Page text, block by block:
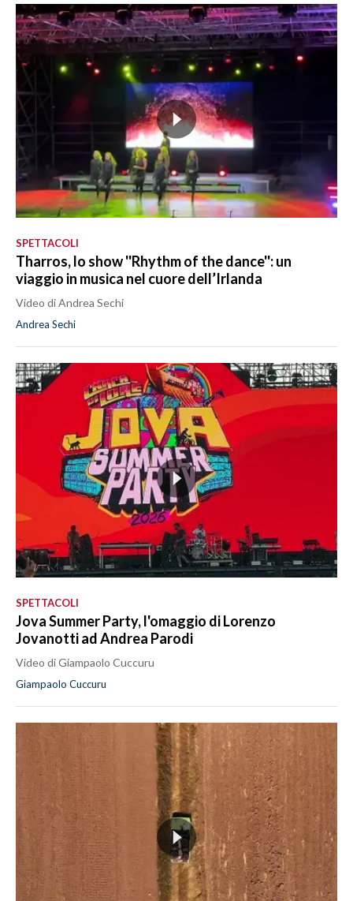
SPETTACOLI
Tharros, lo show ''Rhythm of the dance'': un
viaggio in musica nel cuore dell’Irlanda
Video di Andrea Sechi
Andrea Sechi
SPETTACOLI
Jova Summer Party, l'omaggio di Lorenzo
Jovanotti ad Andrea Parodi
Video di Giampaolo Cuccuru
Giampaolo Cuccuru